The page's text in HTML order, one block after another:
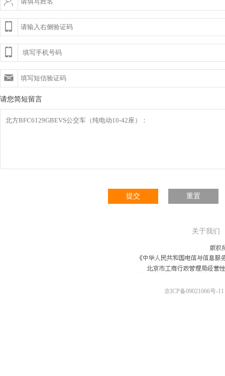
请您简短留言
提交 重置
关于我们
京ICP备09021066号-11